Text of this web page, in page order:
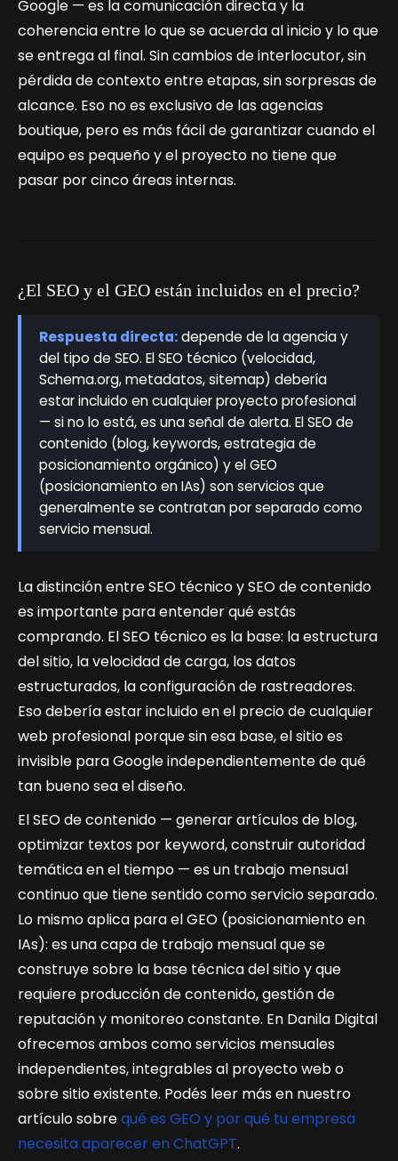
Google — es la comunicación directa y la
coherencia entre lo que se acuerda al inicio y lo que
se entrega al final. Sin cambios de interlocutor, sin
pérdida de contexto entre etapas, sin sorpresas de
alcance. Eso no es exclusivo de las agencias
boutique, pero es más fácil de garantizar cuando el
equipo es pequeño y el proyecto no tiene que
pasar por cinco áreas internas.
¿El SEO y el GEO están incluidos en el precio?
Respuesta directa:depende de la agencia y
del tipo de SEO. El SEO técnico (velocidad,
Schema.org, metadatos, sitemap) debería
estar incluido en cualquier proyecto profesional
— si no lo está, es una señal de alerta. El SEO de
contenido (blog, keywords, estrategia de
posicionamiento orgánico) y el GEO
(posicionamiento en IAs) son servicios que
generalmente se contratan por separado como
servicio mensual.
La distinción entre SEO técnico y SEO de contenido
es importante para entender qué estás
comprando. El SEO técnico es la base: la estructura
del sitio, la velocidad de carga, los datos
estructurados, la configuración de rastreadores.
Eso debería estar incluido en el precio de cualquier
web profesional porque sin esa base, el sitio es
invisible para Google independientemente de qué
tan bueno sea el diseño.
El SEO de contenido — generar artículos de blog,
optimizar textos por keyword, construir autoridad
temática en el tiempo — es un trabajo mensual
continuo que tiene sentido como servicio separado.
Lo mismo aplica para el GEO (posicionamiento en
IAs): es una capa de trabajo mensual que se
construye sobre la base técnica del sitio y que
requiere producción de contenido, gestión de
reputación y monitoreo constante. En Danila Digital
ofrecemos ambos como servicios mensuales
independientes, integrables al proyecto web o
sobre sitio existente. Podés leer más en nuestro
artículo sobrequé es GEO y por qué tu empresa
necesita aparecer en ChatGPT.